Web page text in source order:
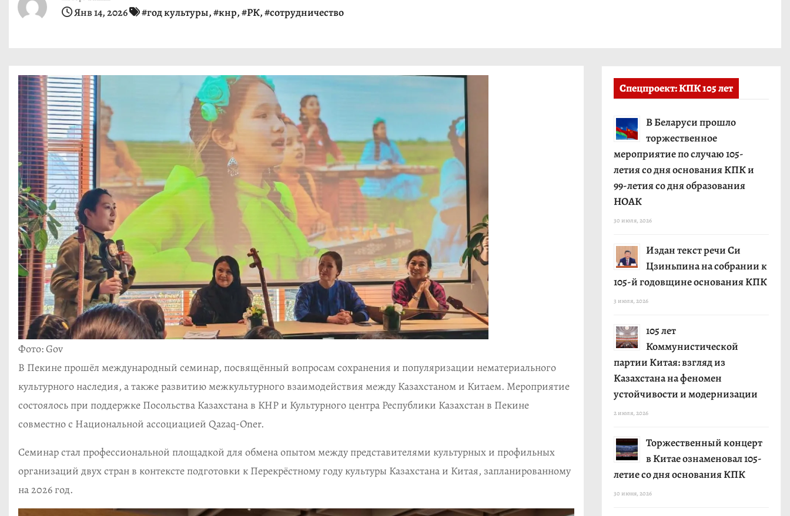
Янв 14, 2026 #год культуры,#кнр,#РК,#сотрудничество
Фото: Gov
В Пекине прошёл международный семинар, посвящённый вопросам сохранения и популяризации нематериального
культурного наследия, а также развитию межкультурного взаимодействия между Казахстаном и Китаем. Мероприятие
состоялось при поддержке Посольства Казахстана в КНР и Культурного центра Республики Казахстан в Пекине
совместно с Национальной ассоциацией Qazaq-Oner.
Семинар стал профессиональной площадкой для обмена опытом между представителями культурных и профильных
организаций двух стран в контексте подготовки к Перекрёстному году культуры Казахстана и Китая, запланированному
на 2026 год.
Спецпроект: КПК 105 лет
В Беларуси прошло
торжественное
мероприятие по случаю 105-
летия со дня основания КПК и
99-летия со дня образования
НОАК
30 июля, 2026
Издан текст речи Си
Цзиньпина на собрании к
105-й годовщине основания КПК
3 июля, 2026
105 лет
Коммунистической
партии Китая: взгляд из
Казахстана на феномен
устойчивости и модернизации
2 июля, 2026
Торжественный концерт
в Китае ознаменовал 105-
летие со дня основания КПК
30 июня, 2026